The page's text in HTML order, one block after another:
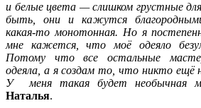
и белые цвета — слишком грустные
быть, они и кажутся
какая-то монотонная. Но я
мне кажется, что моё одеяло
Потому что все остальные
одеяла, а я создам то, что никто ещё
У меня такая будет необычная
Наталья.